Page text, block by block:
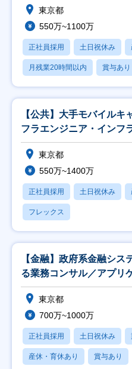
東京都
550万~1100万
正社員採用 土日祝休み
月残業20時間以内 賞与あり
【公共】大手モバイル
フラエンジニア・インフ
東京都
550万~1400万
正社員採用 土日祝休み
フレックス
【金融】政府系金融シ
る業務コンサル／アプリ
東京都
700万~1000万
正社員採用 土日祝休み
産休・育休あり 賞与あり